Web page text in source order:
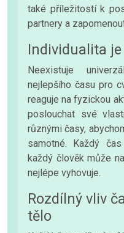
také příležitostí k
partnery a
Individualita
Neexistuje
nejlepšího času pro
reaguje na fyzickou
poslouchat své
různými časy,
samotné. Každý
každý člověk může
nejlépe vyhovuje.
Rozdílný vliv
tělo